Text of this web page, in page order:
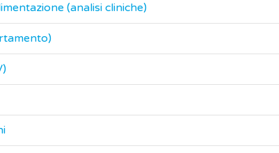
(analisi cliniche)